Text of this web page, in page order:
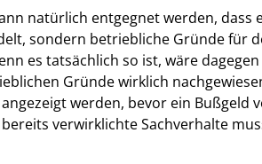
natürlich entgegnet werden, dass
sondern betriebliche Gründe für
es tatsächlich so ist, wäre
Gründe wirklich
werden, bevor ein Bußgeld
verwirklichte Sachverhalte